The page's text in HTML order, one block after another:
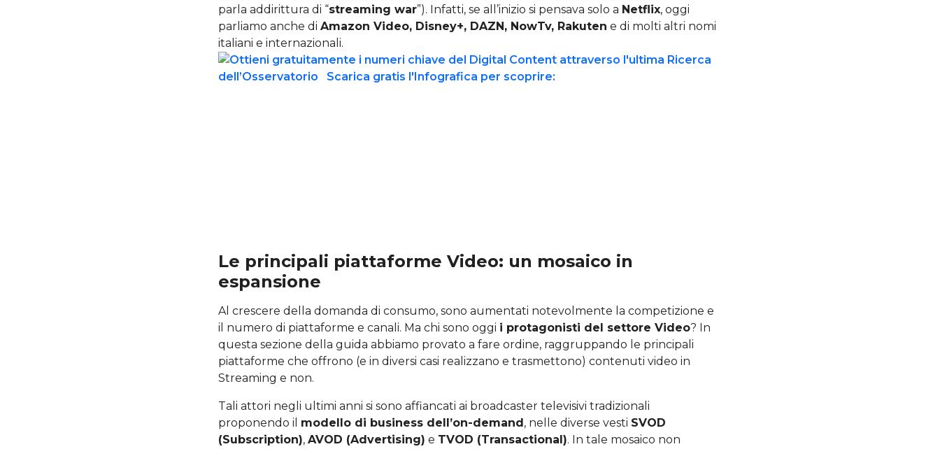
parla addirittura di “streaming war”). Infatti, se all’inizio si pensava solo a Netflix, oggi
parliamo anche di Amazon Video, Disney+, DAZN, NowTv, Rakuten e di molti altri nomi
italiani e internazionali.
Le principali piattaforme Video: un mosaico in
espansione
Al crescere della domanda di consumo, sono aumentati notevolmente la competizione e
il numero di piattaforme e canali. Ma chi sono oggi i protagonisti del settore Video? In
questa sezione della guida abbiamo provato a fare ordine, raggruppando le principali
piattaforme che offrono (e in diversi casi realizzano e trasmettono) contenuti video in
Streaming e non.
Tali attori negli ultimi anni si sono affiancati ai broadcaster televisivi tradizionali
proponendo il modello di business dell’on-demand, nelle diverse vesti SVOD
(Subscription), AVOD (Advertising) e TVOD (Transactional). In tale mosaico non